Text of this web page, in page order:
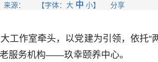
来源： 【字体： 大 中 小】 分享
室牵头，以党建为引领，依托“
服务机构——玖幸颐养中心。